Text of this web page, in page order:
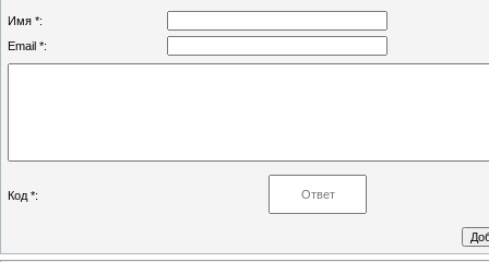
Имя *:
Email *:
Код *: